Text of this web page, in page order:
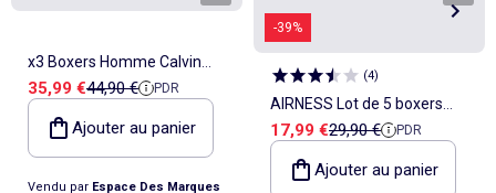
x3 Boxers Homme Calvin
Klein Jeans
Prix de vente
35,99 €Prix de référence
44,90 € PDR
Ajouter au panier
Vendu par Espace Des Marques
-39%
(4)
AIRNESS Lot de 5 boxers
homme en coton ceintures
colorées Starter Airness
Prix de vente
17,99 €Prix de référence
29,90 € PDR
Ajouter au panier